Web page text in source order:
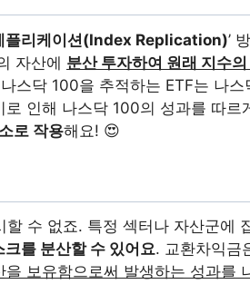
플리케이션(Index Replication)’
자산에 분산 투자하여 원래 지수
스닥 100을 추적하는 ETF는 나스
인해 나스닥 100의 성과를 따르
로 작용해요! 😍
할 수 없죠. 특정 섹터나 자산군에
크를 분산할 수 있어요. 교환차익금
보유함으로써 발생하는 성과를